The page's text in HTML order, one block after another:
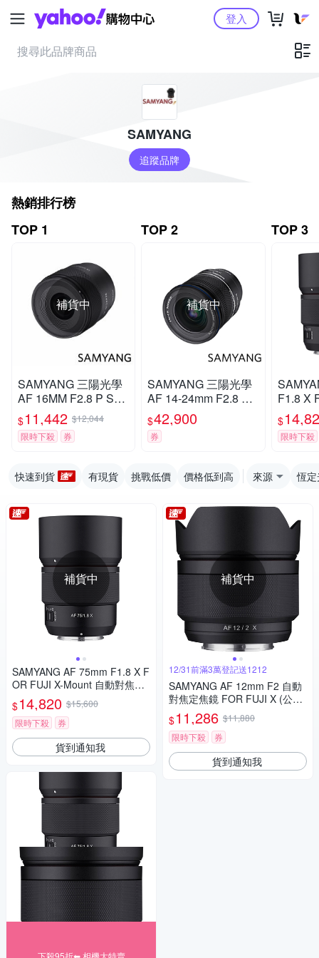
Yahoo購物中心登入
SAMYANG
追蹤品牌
熱銷排行榜
TOP 1
補貨中
SAMYANG 三陽光學
AF 16MM F2.8 P SO
NY FE 輕便廣角鏡頭
公司貨
$11,442 $12,044
限時下殺
券
TOP 2
補貨中
SAMYANG 三陽光學
AF 14-24mm F2.8 FE
超廣角變焦鏡頭 公司
貨
$42,900
券
TOP 3
F1.8 X
ount
司貨
$
限時下殺
快速到貨 有現貨 挑戰低價 價格低到高 來源 恆
補貨中
SAMYANG AF 75mm F1.8 X F
OR FUJI X-Mount 自動對焦鏡
頭 公司貨
$14,820 $15,600
限時下殺
券
貨到通知我
補貨中
12/31前滿3萬登記送1212
SAMYANG AF 12mm F2 自動
對焦定焦鏡 FOR FUJI X (公司
貨)
$11,286 $11,880
限時下殺
券
貨到通知我